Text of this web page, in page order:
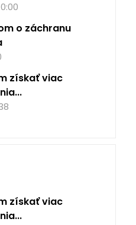
o záchranu
získať viac
získať viac